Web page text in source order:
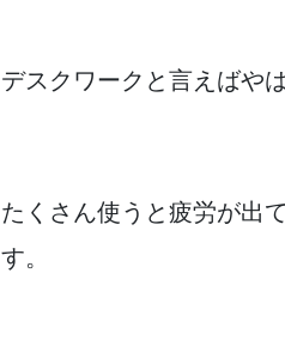
デスクワークと言えばや
たくさん使うと疲労が出
す。